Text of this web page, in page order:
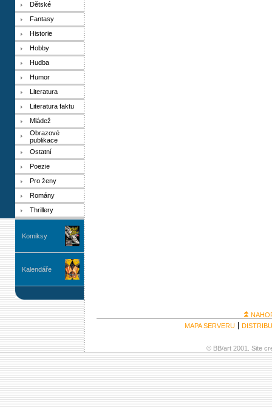
Dětské
Fantasy
Historie
Hobby
Hudba
Humor
Literatura
Literatura faktu
Mládež
Obrazové
publikace
Ostatní
Poezie
Pro ženy
Romány
Thrillery
Komiksy
Kalendáře
MAPA SERVERU
© BB/art 2001. Site